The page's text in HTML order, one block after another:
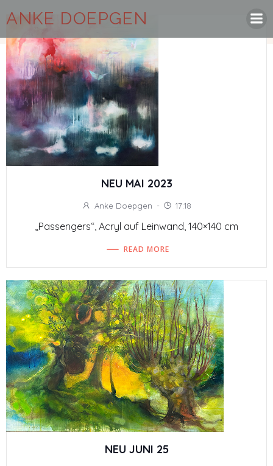
Inhalt
springen
ANKE DOEPGEN
NEU MAI 2023
Anke Doepgen - 17:18
„Passengers“, Acryl auf Leinwand, 140×140 cm
READ MORE
NEU JUNI 25